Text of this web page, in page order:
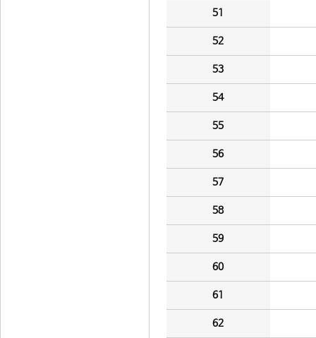
51
52
53
54
55
56
57
58
59
60
61
62